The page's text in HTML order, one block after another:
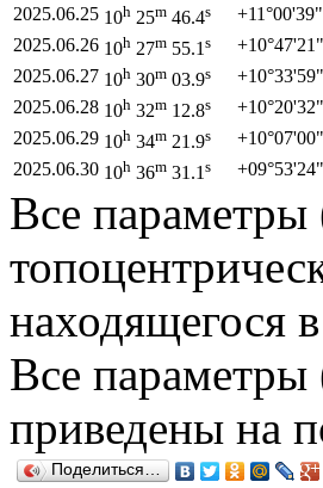
2025.06.25 10h 25m 46.4s +11°00'39"
2025.06.26 10h 27m 55.1 s +10°47'21"
2025.06.27 10h 30m 03.9s +10°33'59"
2025.06.28 10h 32m 12.8s +10°20'32"
2025.06.29 10h 34m 21.9s +10°07'00"
2025.06.30 10h 36m 31.1 s +09°53'24"
Все параметры
находящегося
Все параметры
приведены на
Поделиться…